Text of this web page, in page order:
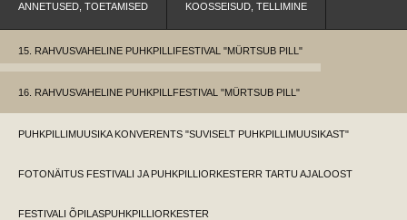
ANNETUSED, TOETAMISED KOOSSEISUD, TELLIMINE
15. RAHVUSVAHELINE PUHKPILLIFESTIVAL "MÜRTSUB PILL"
16. RAHVUSVAHELINE PUHKPILLFESTIVAL "MÜRTSUB PILL"
PUHKPILLIMUUSIKA KONVERENTS "SUVISELT PUHKPILLIMUUSIKAST"
FOTONÄITUS FESTIVALI JA PUHKPILLIORKESTERR TARTU AJALOOST
FESTIVALI ÕPILASPUHKPILLIORKESTER